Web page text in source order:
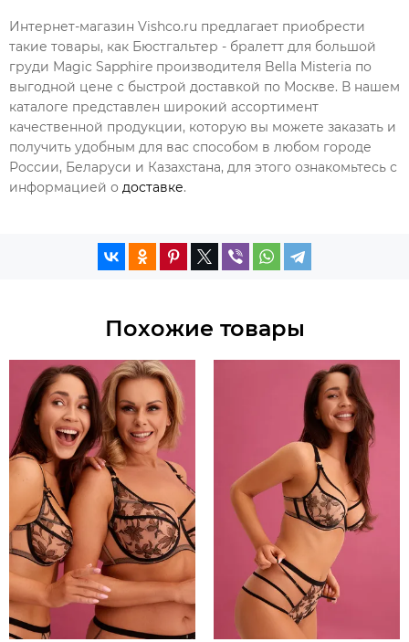
Интернет-магазин Vishco.ru предлагает приобрести
такие товары, как Бюстгальтер - бралетт для большой
груди Magic Sapphire производителя Bella Misteria по
выгодной цене с быстрой доставкой по Москве. В нашем
каталоге представлен широкий ассортимент
качественной продукции, которую вы можете заказать и
получить удобным для вас способом в любом городе
России, Беларуси и Казахстана, для этого ознакомьтесь с
информацией о доставке.
Похожие товары